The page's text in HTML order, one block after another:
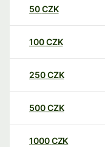
50CZK
100CZK
250CZK
500CZK
1000CZK